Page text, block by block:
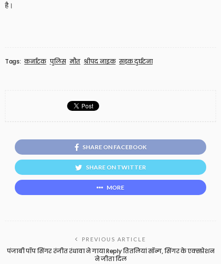
है।
Tags: कर्नाटक पुलिस मौत श्रीपद नाइक सड़क दुर्घटना
SHARE ON FACEBOOK
SHARE ON TWITTER
MORE
PREVIOUS ARTICLE
पंजाबी पॉप सिंगर रंजीत रंधावा ने गाया Reply तितलियां सॉन्ग, सिंगर के एक्सप्रेशन
ने जीता दिल